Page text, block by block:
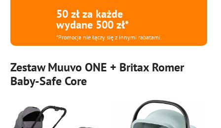
50 zł za każde
wydane 500 zł*
*Promocja nie łączy się z innymi rabatami.
Zestaw Muuvo ONE + Britax Romer
Baby-Safe Core